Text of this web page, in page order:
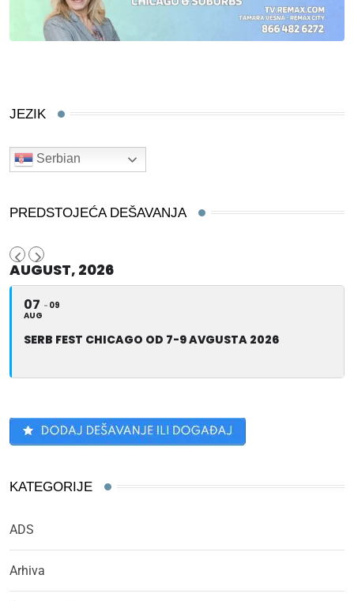
JEZIK
Serbian
PREDSTOJEĆA DEŠAVANJA
AUGUST, 2026
07
AUG
09
SERB FEST CHICAGO OD 7-9 AVGUSTA 2026
KATEGORIJE
ADS
Arhiva